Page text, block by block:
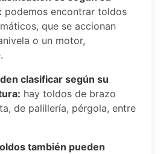
podemos encontrar toldos
que se accionan
o un motor,
clasificar según su
hay toldos de brazo
de palillería, pérgola, entre
también pueden